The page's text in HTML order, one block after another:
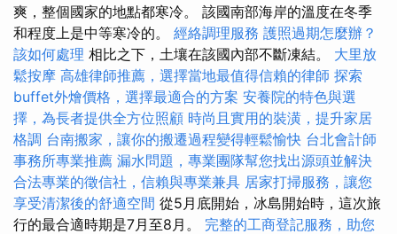
爽，整個國家的地點都寒冷。 該國南部海岸的溫度在冬季
和程度上是中等寒冷的。 經絡調理服務 護照過期怎麼辦？
該如何處理 相比之下，土壤在該國內部不斷凍結。 大里放
鬆按摩 高雄律師推薦，選擇當地最值得信賴的律師 探索
buffet外燴價格，選擇最適合的方案 安養院的特色與選
擇，為長者提供全方位照顧 時尚且實用的裝潢，提升家居
格調 台南搬家，讓你的搬遷過程變得輕鬆愉快 台北會計師
事務所專業推薦 漏水問題，專業團隊幫您找出源頭並解決
合法專業的徵信社，信賴與專業兼具 居家打掃服務，讓您
享受清潔後的舒適空間 從5月底開始，冰島開始時，這次旅
行的最合適時期是7月至8月。 完整的工商登記服務，助您